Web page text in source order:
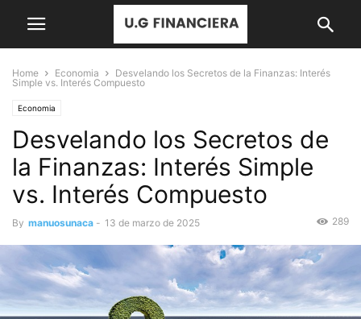
Home Economia
Desvelando los Secretos de la Finanzas: Interés
Simple vs. Interés Compuesto
Economia
Desvelando los Secretos de
la Finanzas: Interés Simple
vs. Interés Compuesto
By manuosunaca - 13 de marzo de 2025 289